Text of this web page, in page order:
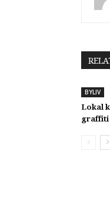
BYLIV
Lokal
graffiti